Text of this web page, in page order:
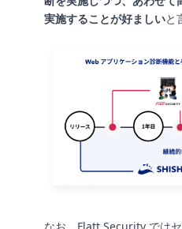
実施することが好ましいと
なお、Flatt Security では